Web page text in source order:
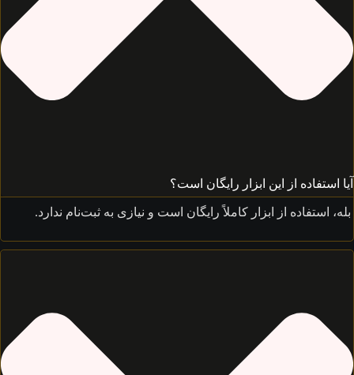
استفاده از این ابزار رایگان است؟
استفاده از ابزار کاملاً رایگان است و نیازی به ثبت‌نام ندارد.